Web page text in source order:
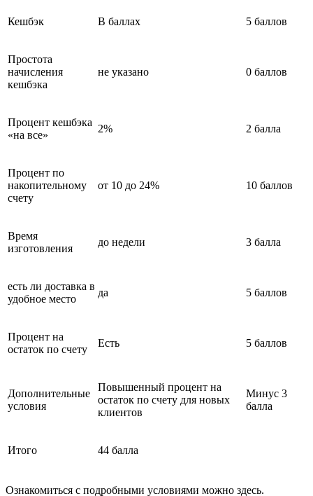
Кешбэк В баллах 5 баллов
Простота
начисления
кешбэка
не указано 0 баллов
Процент кешбэка
«на все»
2% 2 балла
Процент по
накопительному
счету
от 10 до 24% 10 баллов
Время
изготовления
до недели 3 балла
есть ли доставка в
удобное место
да 5 баллов
Процент на
остаток по счету
Есть 5 баллов
Дополнительные
условия
Повышенный процент на
остаток по счету для новых
клиентов
Минус 3
балла
Итого 44 балла
Ознакомиться с подробными условиями можно здесь.